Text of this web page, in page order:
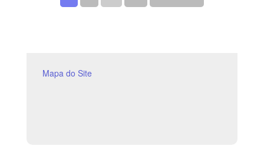
relacionamento com Deus deve refletir em um viver de
Mapa do Site